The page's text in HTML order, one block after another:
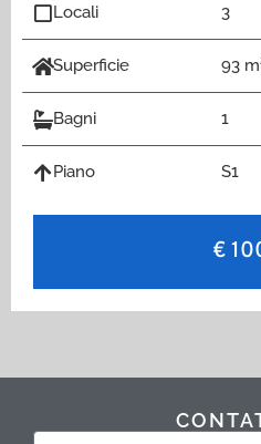
Locali 3
Superficie 93
Bagni 1
Piano S1
€